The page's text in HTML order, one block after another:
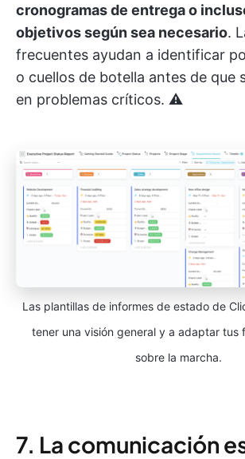
cronogramas de entrega o
objetivos según sea necesario.
frecuentes ayudan a identificar
o cuellos de botella antes de que
en problemas críticos. ⚠️
Las plantillas de informes de estado de
tener una visión general y a adaptar tus
sobre la marcha.
7. La comunicación